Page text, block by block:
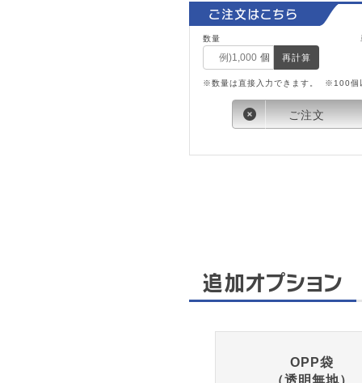
ご注文はこちら
数量
再計算
※数量は直接入力できます。 ※100個
ご注文
追加オプション
OPP袋
（透明無地）